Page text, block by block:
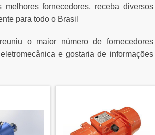
fornecedores, receba diversos
para todo o Brasil
o maior número de fornecedores
e gostaria de informações